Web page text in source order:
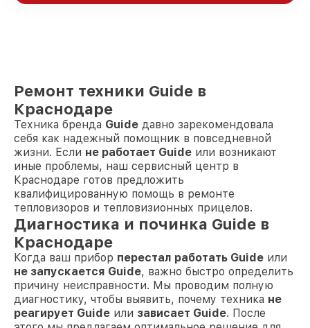
Ремонт техники Guide в
Краснодаре
Техника бренда Guide давно зарекомендовала
себя как надежный помощник в повседневной
жизни. Если не работает Guide или возникают
иные проблемы, наш сервисный центр в
Краснодаре готов предложить
квалифицированную помощь в ремонте
тепловизоров и тепловизионных прицелов.
Диагностика и починка Guide в
Краснодаре
Когда ваш прибор перестал работать Guide или
не запускается Guide, важно быстро определить
причину неисправности. Мы проводим полную
диагностику, чтобы выявить, почему техника не
реагирует Guide или зависает Guide. После